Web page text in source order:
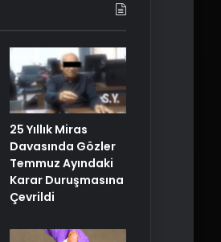
25 Yıllık Miras
Davasında Gözler
Temmuz Ayındaki
Karar Duruşmasına
Çevrildi